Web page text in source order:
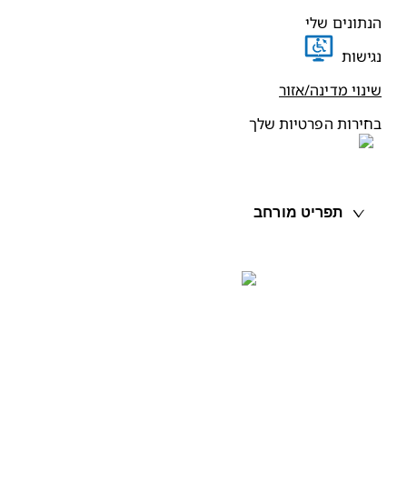
שלי
מדינה/אזור
הפרטיות שלך
תפריט מורחב